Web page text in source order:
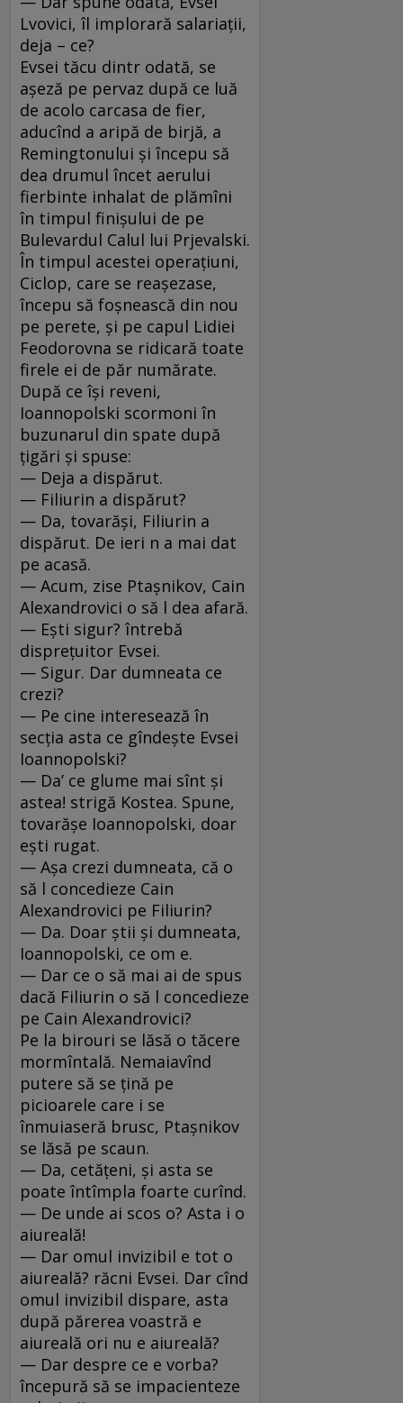
Lvovici, îl implorară salariaţii,
deja – ce?
Evsei tăcu dintr odată, se
aşeză pe pervaz după ce luă
de acolo carcasa de fier,
aducînd a aripă de birjă, a
Remingtonului şi începu să
dea drumul încet aerului
fierbinte inhalat de plămîni
în timpul finişului de pe
Bulevardul Calul lui Prjevalski.
În timpul acestei operaţiuni,
Ciclop, care se reaşezase,
începu să foşnească din nou
pe perete, şi pe capul Lidiei
Feodorovna se ridicară toate
firele ei de păr numărate.
După ce îşi reveni,
Ioannopolski scormoni în
buzunarul din spate după
ţigări şi spuse:
— Deja a dispărut.
— Filiurin a dispărut?
— Da, tovarăşi, Filiurin a
dispărut. De ieri n a mai dat
pe acasă.
— Acum, zise Ptaşnikov, Cain
Alexandrovici o să l dea afară.
— Eşti sigur? întrebă
dispreţuitor Evsei.
— Sigur. Dar dumneata ce
crezi?
— Pe cine interesează în
secţia asta ce gîndeşte Evsei
Ioannopolski?
— Da’ ce glume mai sînt şi
astea! strigă Kostea. Spune,
tovarăşe Ioannopolski, doar
eşti rugat.
— Aşa crezi dumneata, că o
să l concedieze Cain
Alexandrovici pe Filiurin?
— Da. Doar ştii şi dumneata,
Ioannopolski, ce om e.
— Dar ce o să mai ai de spus
dacă Filiurin o să l concedieze
pe Cain Alexandrovici?
Pe la birouri se lăsă o tăcere
mormîntală. Nemaiavînd
putere să se ţină pe
picioarele care i se
înmuiaseră brusc, Ptaşnikov
se lăsă pe scaun.
— Da, cetăţeni, şi asta se
poate întîmpla foarte curînd.
— De unde ai scos o? Asta i o
aiureală!
— Dar omul invizibil e tot o
aiureală? răcni Evsei. Dar cînd
omul invizibil dispare, asta
după părerea voastră e
aiureală ori nu e aiureală?
— Dar despre ce e vorba?
începură să se impacienteze